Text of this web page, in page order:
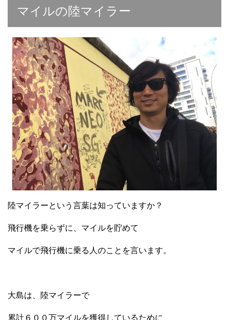
マイルの陸マイラー
陸マイラーという言葉は知っていますか？
飛行機を乗らずに、マイルを貯めて
マイルで飛行機に乗る人のことを言います。
大島は、陸マイラーで
累計６００万マイルを獲得しているために